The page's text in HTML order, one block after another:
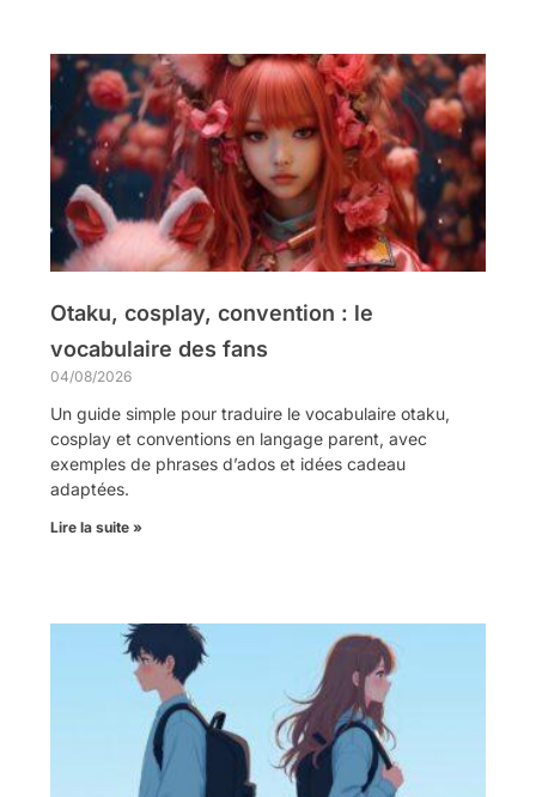
Otaku, cosplay, convention : le
vocabulaire des fans
04/08/2026
Un guide simple pour traduire le vocabulaire otaku,
cosplay et conventions en langage parent, avec
exemples de phrases d’ados et idées cadeau
adaptées.
Lire la suite »